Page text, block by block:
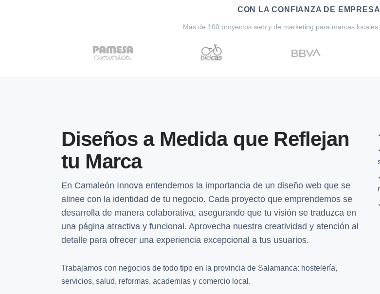
CON LA CONFIANZA DE
Más de 100 proyectos web y de marketing para marcas
Diseños a Medida que Reflejan
tu Marca
En Camaleón Innova entendemos la importancia de un diseño web que se
alinee con la identidad de tu negocio. Cada proyecto que emprendemos se
desarrolla de manera colaborativa, asegurando que tu visión se traduzca en
una página atractiva y funcional. Aprovecha nuestra creatividad y atención al
detalle para ofrecer una experiencia excepcional a tus usuarios.
Trabajamos con negocios de todo tipo en la provincia de Salamanca: hostelería,
servicios, salud, reformas, academias y comercio local.